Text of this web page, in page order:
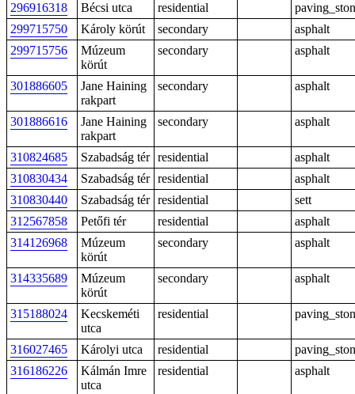
296916318 Bécsi utca residential
299715750
Károly körút secondary
asphalt
299715756
Múzeum
körút
secondary asphalt
301886605
Jane Haining
rakpart
secondary asphalt
301886616
Jane Haining
rakpart
secondary asphalt
310824685 Szabadság tér residential
asphalt
310830434
Szabadság tér residential
asphalt
310830440
Szabadság tér residential
sett
312567858
Petőfi tér residential
asphalt
314126968
Múzeum
körút
secondary asphalt
314335689
Múzeum
körút
secondary asphalt
315188024
Kecskeméti
utca
residential
316027465 Károlyi utca residential
316186226
Kálmán Imre
utca
residential asphalt